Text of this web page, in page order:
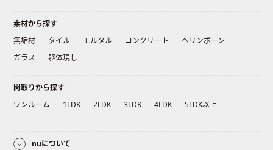
素材から探す
無垢材
タイル モルタル コンクリート
ヘリンボーン
ガラス
躯体現し
間取りから探す
ワンルーム
1LDK 2LDK 3LDK 4LDK 5LDK以上
nuについて